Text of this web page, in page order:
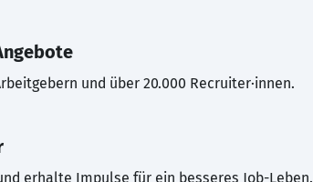
und über 20.000 Recruiter·innen.
erhalte Impulse für ein besseres Job-Leben.